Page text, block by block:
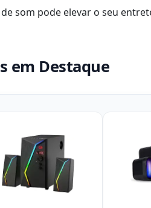
som pode elevar o seu
em Destaque